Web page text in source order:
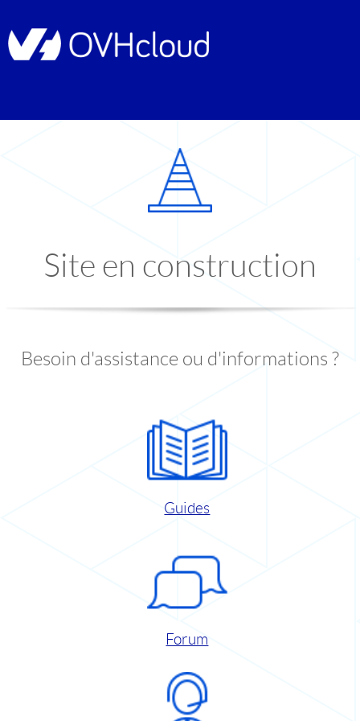
Site en construction
Besoin d'assistance ou d'informations ?
Guides
Forum